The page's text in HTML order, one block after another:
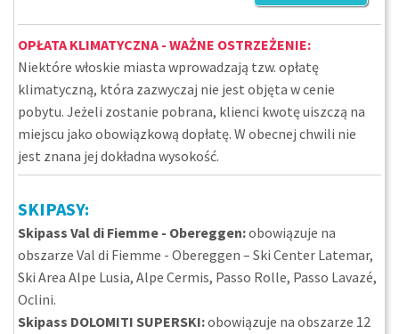
OPŁATA KLIMATYCZNA - WAŻNE OSTRZEŻENIE:
Niektóre włoskie miasta wprowadzają tzw. opłatę
klimatyczną, która zazwyczaj nie jest objęta w cenie
pobytu. Jeżeli zostanie pobrana, klienci kwotę uiszczą na
miejscu jako obowiązkową dopłatę. W obecnej chwili nie
jest znana jej dokładna wysokość.
SKIPASY:
Skipass Val di Fiemme - Obereggen:obowiązuje na
obszarze Val di Fiemme - Obereggen – Ski Center Latemar,
Ski Area Alpe Lusia, Alpe Cermis, Passo Rolle, Passo Lavazé,
Oclini.
Skipass DOLOMITI SUPERSKI:obowiązuje na obszarze 12